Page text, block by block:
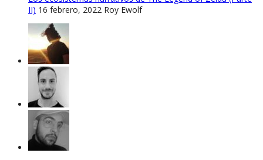
II) 16 febrero, 2022 Roy Ewolf